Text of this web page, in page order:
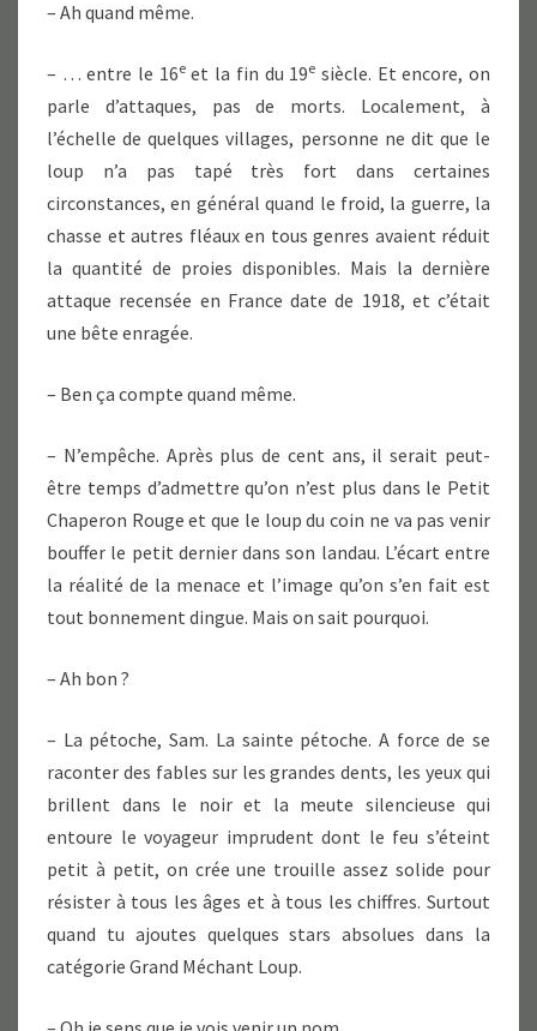
– Ah quand même.
– … entre le 16eet la fin du 19e siècle. Et encore, on
parle d’attaques, pas de morts. Localement, à
l’échelle de quelques villages, personne ne dit que le
loup n’a pas tapé très fort dans certaines
circonstances, en général quand le froid, la guerre, la
chasse et autres fléaux en tous genres avaient réduit
la quantité de proies disponibles. Mais la dernière
attaque recensée en France date de 1918, et c’était
une bête enragée.
– Ben ça compte quand même.
– N’empêche. Après plus de cent ans, il serait peut-
être temps d’admettre qu’on n’est plus dans le Petit
Chaperon Rouge et que le loup du coin ne va pas venir
bouffer le petit dernier dans son landau. L’écart entre
la réalité de la menace et l’image qu’on s’en fait est
tout bonnement dingue. Mais on sait pourquoi.
– Ah bon ?
– La pétoche, Sam. La sainte pétoche. A force de se
raconter des fables sur les grandes dents, les yeux qui
brillent dans le noir et la meute silencieuse qui
entoure le voyageur imprudent dont le feu s’éteint
petit à petit, on crée une trouille assez solide pour
résister à tous les âges et à tous les chiffres. Surtout
quand tu ajoutes quelques stars absolues dans la
catégorie Grand Méchant Loup.